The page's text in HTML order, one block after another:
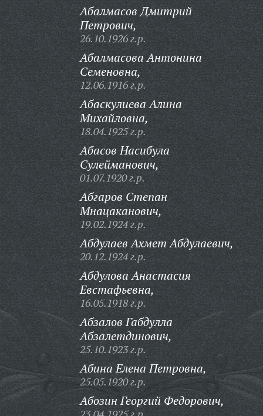
Абалмасов Дмитрий
Петрович,
26.10.1926 г.р.
Абалмасова Антонина
Семеновна,
12.06.1916 г.р.
Абаскулиева Алина
Михайловна,
18.04.1925 г.р.
Абасов Насибула
Сулейманович,
01.07.1920 г.р.
Абгаров Степан
Мнацаканович,
19.02.1924 г.р.
Абдулаев Ахмет Абдулаевич,
20.12.1924 г.р.
Абдулова Анастасия
Евстафьевна,
16.05.1918 г.р.
Абзалов Габдулла
Абзалетдинович,
25.10.1923 г.р.
Абина Елена Петровна,
25.05.1920 г.р.
Абозин Георгий Федорович,